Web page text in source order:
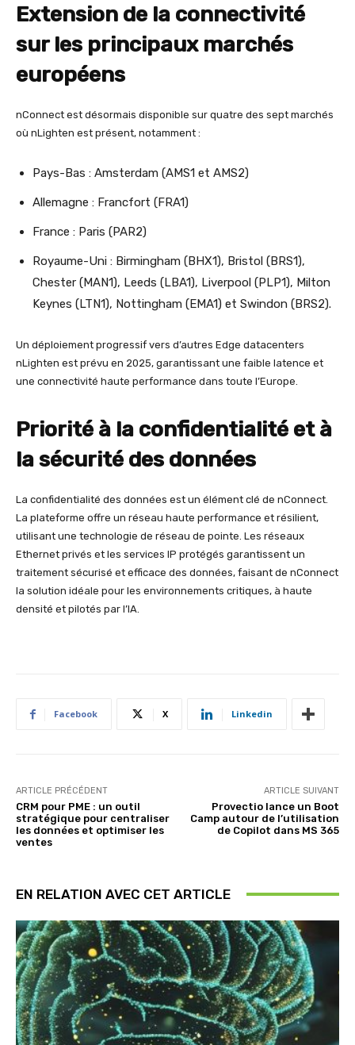
Extension de la connectivité
sur les principaux marchés
européens
nConnect est désormais disponible sur quatre des sept marchés
où nLighten est présent, notamment :
Pays-Bas : Amsterdam (AMS1 et AMS2)
Allemagne : Francfort (FRA1)
France : Paris (PAR2)
Royaume-Uni : Birmingham (BHX1), Bristol (BRS1),
Chester (MAN1), Leeds (LBA1), Liverpool (PLP1), Milton
Keynes (LTN1), Nottingham (EMA1) et Swindon (BRS2).
Un déploiement progressif vers d’autres Edge datacenters
nLighten est prévu en 2025, garantissant une faible latence et
une connectivité haute performance dans toute l’Europe.
Priorité à la confidentialité et à
la sécurité des données
La confidentialité des données est un élément clé de nConnect.
La plateforme offre un réseau haute performance et résilient,
utilisant une technologie de réseau de pointe. Les réseaux
Ethernet privés et les services IP protégés garantissent un
traitement sécurisé et efficace des données, faisant de nConnect
la solution idéale pour les environnements critiques, à haute
densité et pilotés par l’IA.
Facebook X Linkedin
ARTICLE PRÉCÉDENT
CRM pour PME : un outil
stratégique pour centraliser
les données et optimiser les
ventes
ARTICLE SUIVANT
Provectio lance un Boot
Camp autour de l’utilisation
de Copilot dans MS 365
EN RELATION AVEC CET ARTICLE